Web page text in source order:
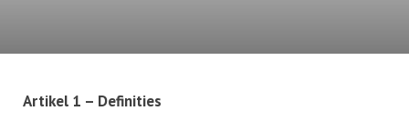
Artikel 1 – Definities